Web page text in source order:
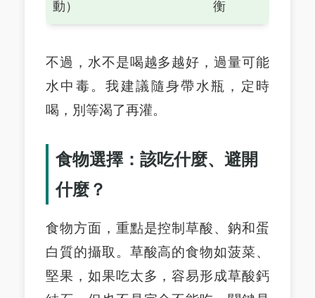
動） 衡
不過，水不是喝越多越好，過量可能
水中毒。我建議隨身帶水瓶，定時
喝，別等渴了再灌。
食物選擇：該吃什麼、避開
什麼？
食物方面，重點是控制草酸、鈉和蛋
白質的攝取。草酸高的食物如菠菜、
堅果，如果吃太多，容易形成草酸鈣